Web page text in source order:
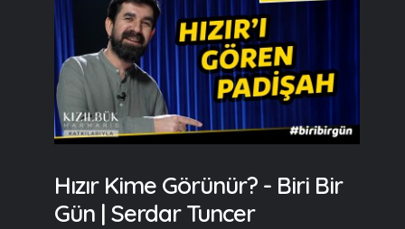
Hızır Kime Görünür? - Biri Bir
Gün | Serdar Tuncer